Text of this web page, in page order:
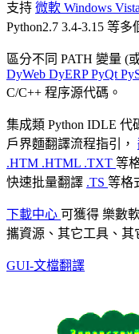
支持 微軟 Windows
Python2.7 3.4-3.15 等多
區分不同 PATH 變量 (
DyWeb DyERP PyQt
C/C++ 程序源代碼。
集成類 Python IDLE 代
戶界麵翻譯流程指引，
.HTM .HTML .TXT 等
快速批量翻譯 .TS 等格
下載中心 可獲得 樂數
攜資源、其它工具、其
GUI-文檔翻譯